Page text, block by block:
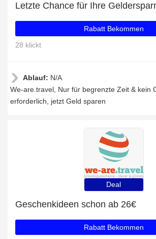
Letzte Chance für Ihre
Rabatt Bekommen
28 klickt
Ablauf: N/A
We-are.travel, Nur für begrenzte Zeit & kein
erforderlich, jetzt Geld sparen
Deal
Geschenkideen schon ab 26€
Rabatt Bekommen